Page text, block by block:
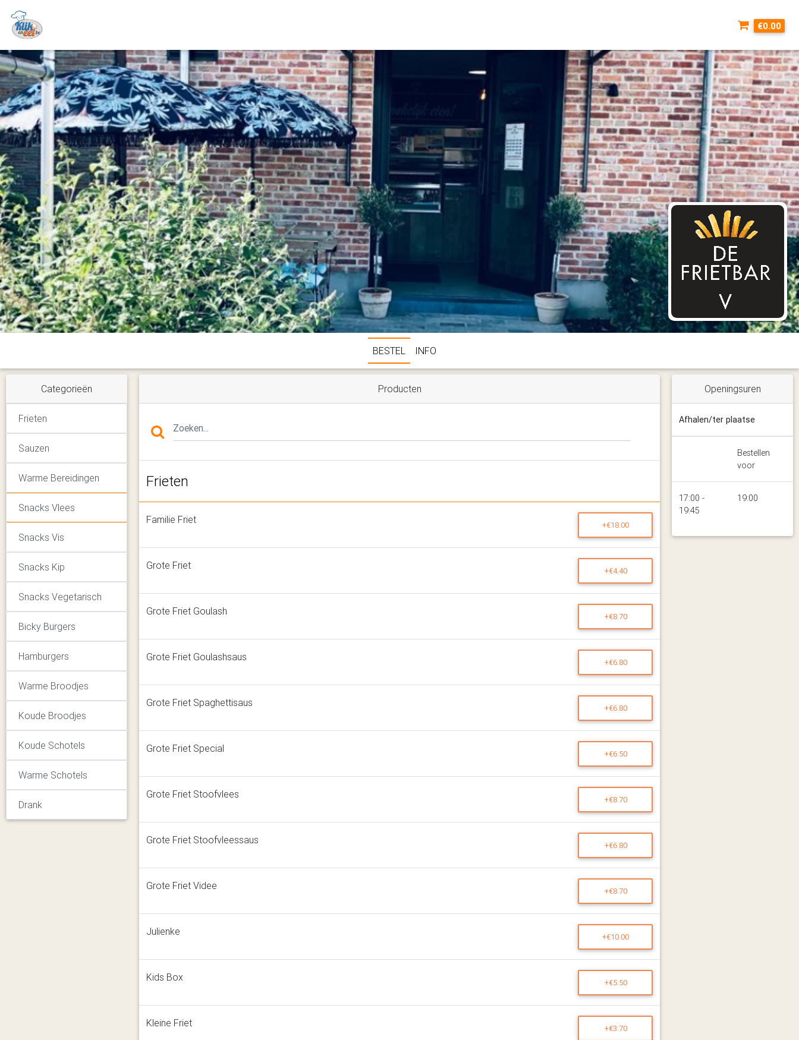
€0.00
BESTEL INFO
Categorieën
Frieten
Sauzen
Warme Bereidingen
Snacks Vlees
Snacks Vis
Snacks Kip
Snacks Vegetarisch
Bicky Burgers
Hamburgers
Warme Broodjes
Koude Broodjes
Koude Schotels
Warme Schotels
Drank
Producten
Frieten
Familie Friet +€18.00
Grote Friet +€4.40
Grote Friet Goulash +€8.70
Grote Friet Goulashsaus +€6.80
Grote Friet Spaghettisaus +€6.80
Grote Friet Special +€6.50
Grote Friet Stoofvlees +€8.70
Grote Friet Stoofvleessaus +€6.80
Grote Friet Videe +€8.70
Julienke +€10.00
Kids Box +€5.50
Kleine Friet +€3.70
Openingsuren
Afhalen/ter plaatse
Bestellen
voor
17:00 -
19:45
19:00